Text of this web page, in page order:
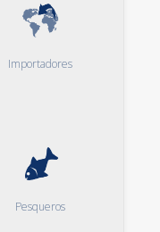
Importadores
Pesqueros